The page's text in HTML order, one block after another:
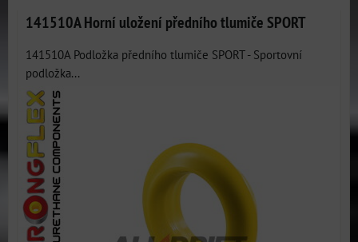
141510A Horní uložení předního tlumiče SPORT
141510A Podložka předního tlumiče SPORT - Sportovní
podložka...